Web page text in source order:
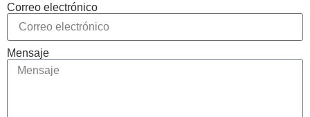
Correo electrónico
Mensaje